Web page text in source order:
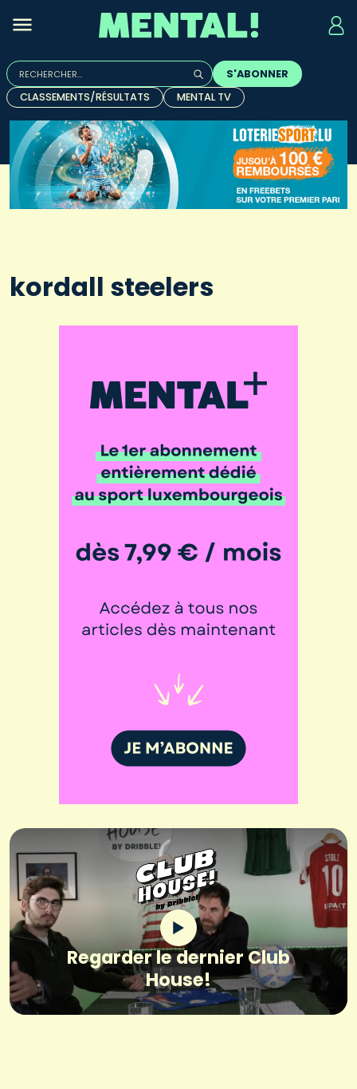
Rechercher :
Quand les résultats de l'auto-complétion sont
S'ABONNER
CLASSEMENTS/RÉSULTATS
MENTAL TV
kordall steelers
Regarder le dernier Club
House!